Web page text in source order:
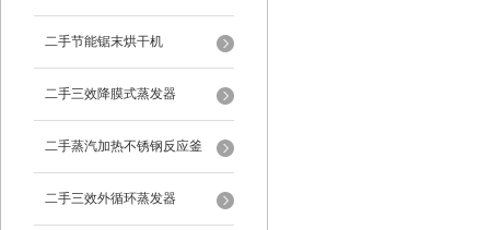
二手节能锯末烘干机
二手三效降膜式蒸发器
二手蒸汽加热不锈钢反应釜
二手三效外循环蒸发器